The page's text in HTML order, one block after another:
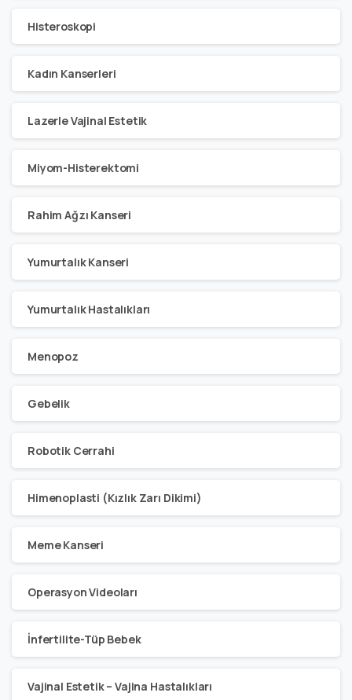
Histeroskopi
Kadın Kanserleri
Lazerle Vajinal Estetik
Miyom-Histerektomi
Rahim Ağzı Kanseri
Yumurtalık Kanseri
Yumurtalık Hastalıkları
Menopoz
Gebelik
Robotik Cerrahi
Himenoplasti (Kızlık Zarı Dikimi)
Meme Kanseri
Operasyon Videoları
İnfertilite-Tüp Bebek
Vajinal Estetik – Vajina Hastalıkları